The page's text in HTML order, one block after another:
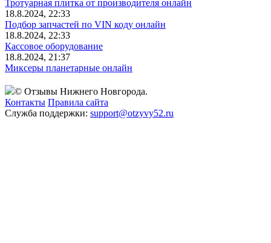
Тротуарная плитка от производителя онлайн
18.8.2024, 22:33
Подбор запчастей по VIN коду онлайн
18.8.2024, 22:33
Кассовое оборудование
18.8.2024, 21:37
Миксеры планетарные онлайн
© Отзывы Нижнего Новгорода.
Контакты Правила сайта
Служба поддержки: support@otzyvy52.ru